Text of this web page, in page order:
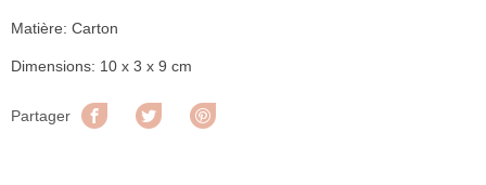
Matière: Carton
Dimensions: 10 x 3 x 9 cm
Partager Partager Tweet